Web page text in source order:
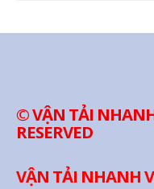
© VẬN TẢI
RESERVED
VẬN TẢI NHANH